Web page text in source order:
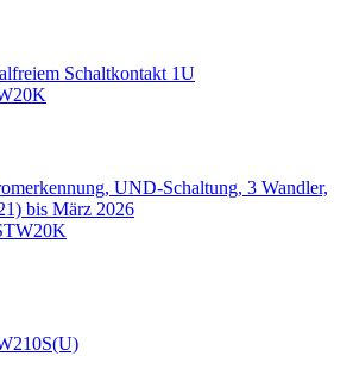
Schaltkontakt 1U
UND-Schaltung, 3 Wandler,
bis März 2026